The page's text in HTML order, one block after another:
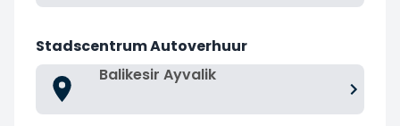
Stadscentrum Autoverhuur
Balikesir Ayvalik